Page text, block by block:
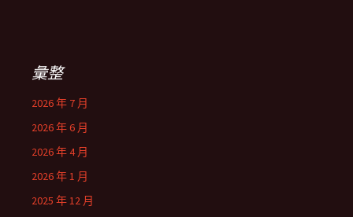
彙整
2026 年 7 月
2026 年 6 月
2026 年 4 月
2026 年 1 月
2025 年 12 月